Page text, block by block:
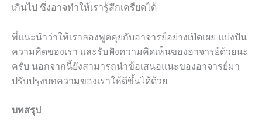
เกินไป ซึ่งอาจทำให้เรารู้สึกเครียดได้
พี่แนะนำว่าให้เราลองพูดคุยกับอาจารย์อย่างเปิดเผย แบ่งปัน
ความคิดของเรา และรับฟังความคิดเห็นของอาจารย์ด้วยนะ
ครับ นอกจากนี้ยังสามารถนำข้อเสนอแนะของอาจารย์มา
ปรับปรุงบทความของเราให้ดีขึ้นได้ด้วย
บทสรุป